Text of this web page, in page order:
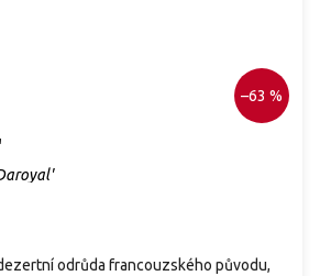
–63 %
odrůda francouzského původu,